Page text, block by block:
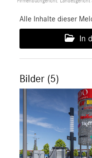
Alle Inhalte dieser
In
Bilder (5)